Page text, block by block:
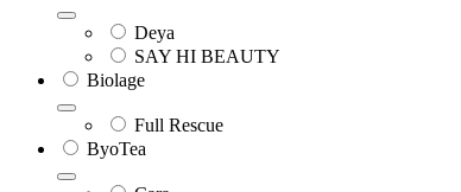
Deya
SAY HI BEAUTY
Biolage
Full Rescue
ByoTea